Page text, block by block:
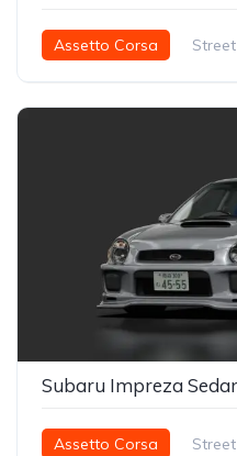
Assetto Corsa Street
Assetto Corsa Street